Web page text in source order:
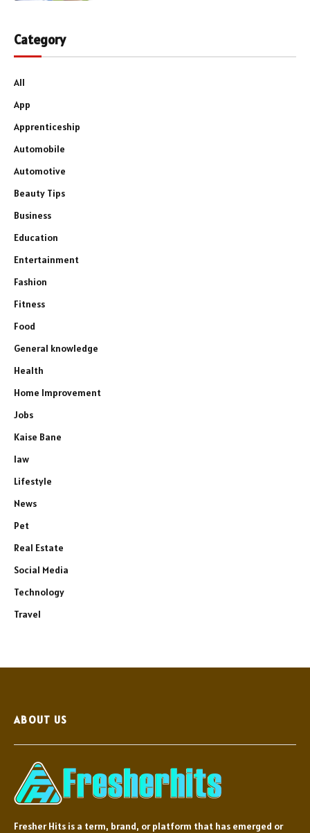
Category
All
App
Apprenticeship
Automobile
Automotive
Beauty Tips
Business
Education
Entertainment
Fashion
Fitness
Food
General knowledge
Health
Home Improvement
Jobs
Kaise Bane
law
Lifestyle
News
Pet
Real Estate
Social Media
Technology
Travel
ABOUT US
Fresher Hits is a term, brand, or platform that has emerged or